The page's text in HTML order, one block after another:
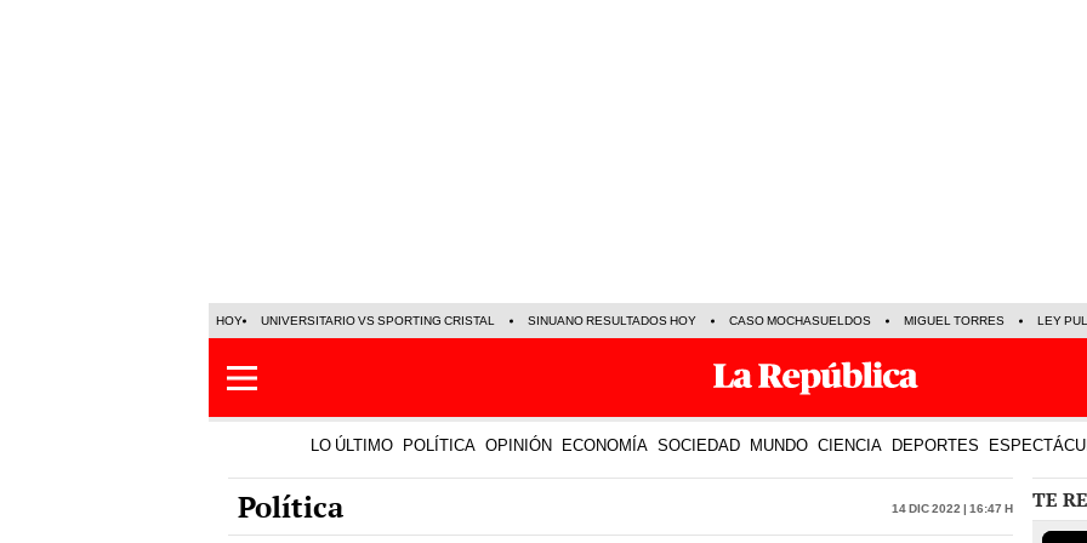
HOY UNIVERSITARIO VS SPORTING CRISTAL SINUANO RESULTADOS HOY CASO MOCHASUELDOS MIGUEL TORRES LEY
LO ÚLTIMO POLÍTICA OPINIÓN ECONOMÍA SOCIEDAD MUNDO CIENCIA DEPORTES
Política 14 Dic 2022 | 16:47 h TE